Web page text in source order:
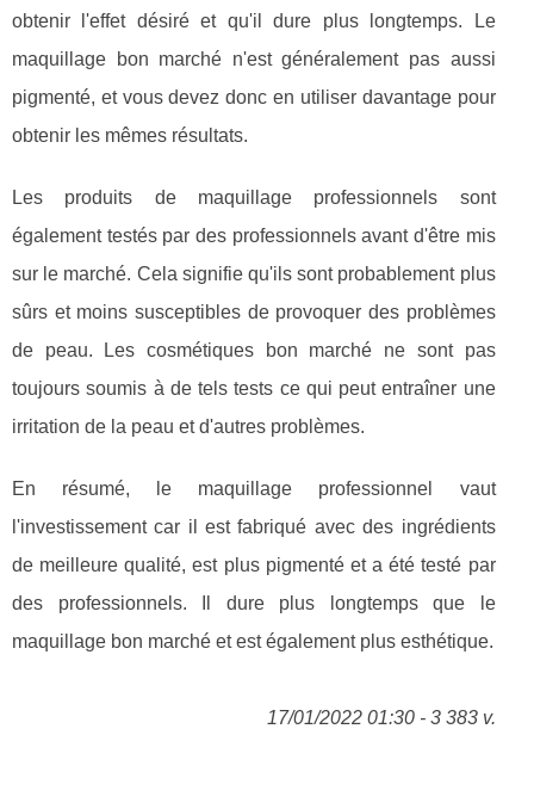
obtenir l'effet désiré et qu'il dure plus longtemps. Le
maquillage bon marché n'est généralement pas aussi
pigmenté, et vous devez donc en utiliser davantage pour
obtenir les mêmes résultats.
Les produits de maquillage professionnels sont
également testés par des professionnels avant d'être mis
sur le marché. Cela signifie qu'ils sont probablement plus
sûrs et moins susceptibles de provoquer des problèmes
de peau. Les cosmétiques bon marché ne sont pas
toujours soumis à de tels tests ce qui peut entraîner une
irritation de la peau et d'autres problèmes.
En résumé, le maquillage professionnel vaut
l'investissement car il est fabriqué avec des ingrédients
de meilleure qualité, est plus pigmenté et a été testé par
des professionnels. Il dure plus longtemps que le
maquillage bon marché et est également plus esthétique.
17/01/2022 01:30 - 3 383 v.